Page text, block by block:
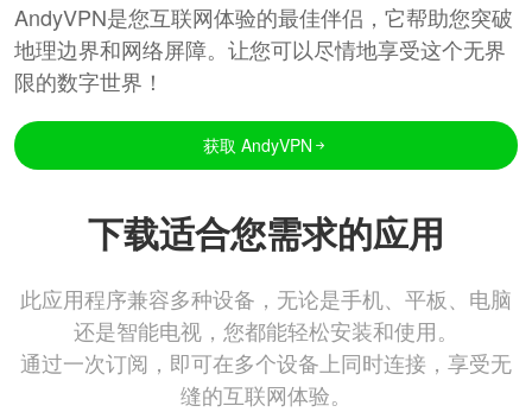
AndyVPN是您互联网体验的最佳伴侣，它帮助您突破
地理边界和网络屏障。让您可以尽情地享受这个无界
限的数字世界！
获取 AndyVPN
下载适合您需求的应用
此应用程序兼容多种设备，无论是手机、平板、电脑
还是智能电视，您都能轻松安装和使用。
通过一次订阅，即可在多个设备上同时连接，享受无
缝的互联网体验。